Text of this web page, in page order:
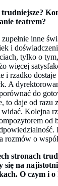
trudniejsze?
teatrem?
inne
i
tylko o
więcej
i rzadko
A
do
to daje od razu
widać. Kolejna
od
rozmów o
stronach
się na
O czym i